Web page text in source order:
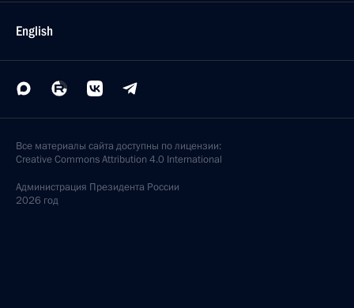
English
Все материалы сайта доступны по лицензии:
Creative Commons Attribution 4.0 International
Администрация Президента России
2026 год